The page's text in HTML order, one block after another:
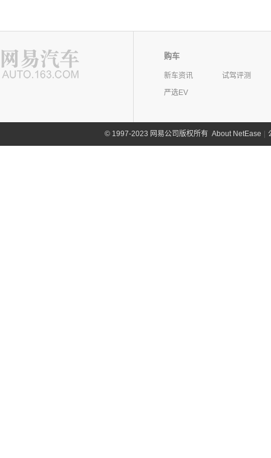
购车
新车资讯
试驾评测
严选EV
©1997-2023 网易公司版权所有 About NetEase